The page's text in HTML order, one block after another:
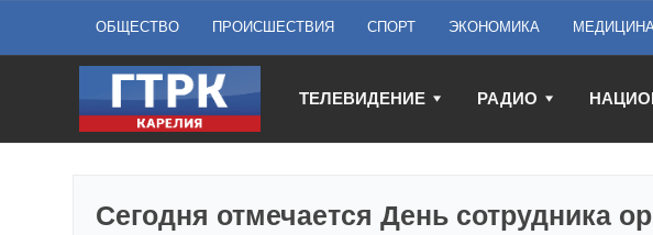
ОБЩЕСТВО ПРОИСШЕСТВИЯ СПОРТ ЭКОНОМИКА
ТЕЛЕВИДЕНИЕ РАДИО
Сегодня отмечается День сотрудника